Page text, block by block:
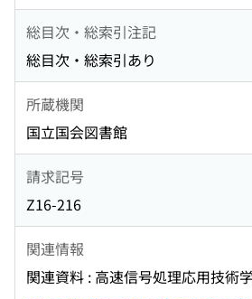
総目次・総索引注記
総目次・総索引あり
所蔵機関
国立国会図書館
請求記号
Z16-216
関連情報
関連資料 : 高速信号処理応用技術